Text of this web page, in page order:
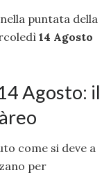
puntata della
14 Agosto
Agosto: il
come si deve a
per